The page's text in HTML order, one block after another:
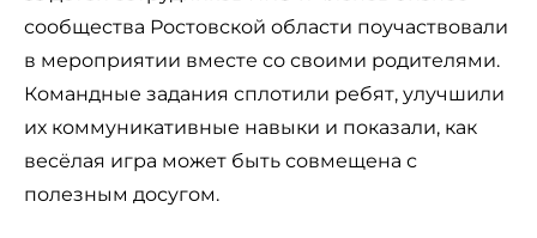
сообщества Ростовской области поучаствовали
в мероприятии вместе со своими родителями.
Командные задания сплотили ребят, улучшили
их коммуникативные навыки и показали, как
весёлая игра может быть совмещена с
полезным досугом.